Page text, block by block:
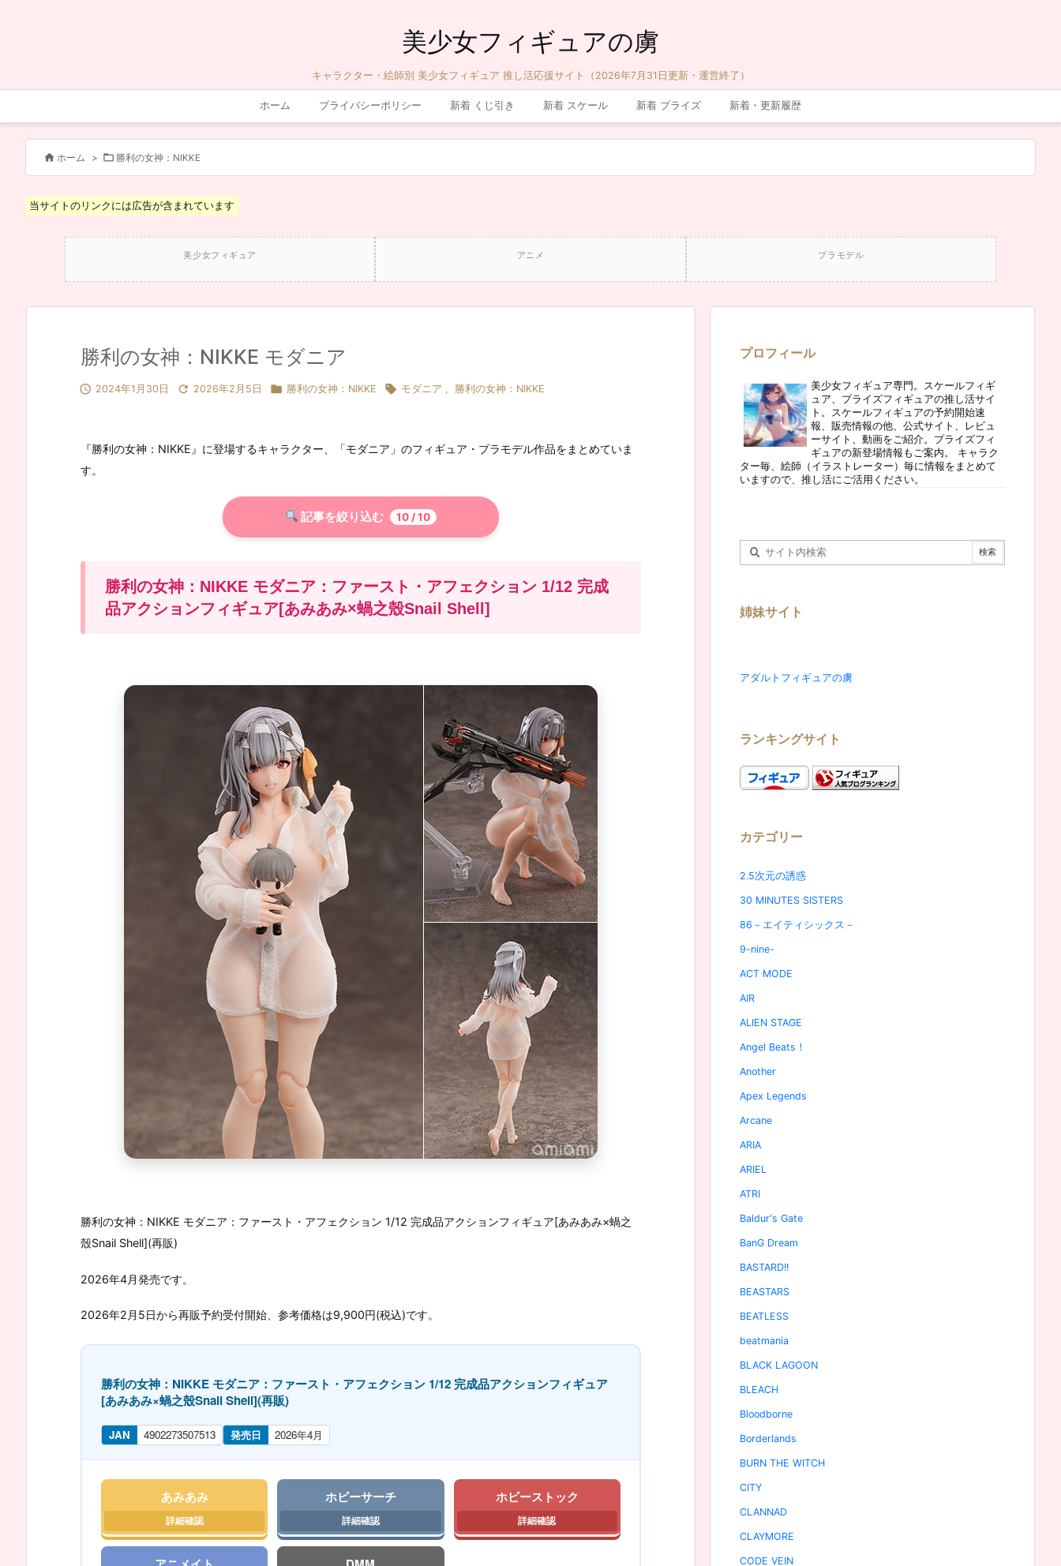
美少女フィギュアの虜
キャラクター・絵師別 美少女フィギュア 推し活応援サイト（2026年7月31日更新・運営終了）
ホーム プライバシーポリシー 新着 くじ引き 新着 スケール 新着 プライズ 新着・更新履歴
 ホーム >  勝利の女神：NIKKE
当サイトのリンクには広告が含まれています
美少女フィギュア アニメ プラモデル
勝利の女神：NIKKE モダニア
 2024年1月30日  2026年2月5日  勝利の女神：NIKKE  モダニア , 勝利の女神：NIKKE
『勝利の女神：NIKKE』に登場するキャラクター、「モダニア」のフィギュア・プラモデル作品をまとめていま
す。
記事を絞り込む 10 / 10
勝利の女神：NIKKE モダニア：ファースト・アフェクション 1/12 完成
品アクションフィギュア[あみあみ×蝸之殼Snail Shell]
勝利の女神：NIKKE モダニア：ファースト・アフェクション 1/12 完成品アクションフィギュア[あみあみ×蝸之
殼Snail Shell](再販)
2026年4月発売です。
2026年2月5日から再販予約受付開始、参考価格は9,900円(税込)です。
勝利の女神：NIKKE モダニア：ファースト・アフェクション 1/12 完成品アクションフィギュア
[あみあみ×蝸之殼Snail Shell](再販)
JAN 4902273507513 発売日 2026年4月
あみあみ ホビーサーチ ホビーストック
プロフィール
美少女フィギュア専門。スケールフィギ
ュア、プライズフィギュアの推し活サイ
ト。スケールフィギュアの予約開始速
報、販売情報の他、公式サイト、レビュ
ーサイト、動画をご紹介。プライズフィ
ギュアの新登場情報もご案内。 キャラク
ター毎、絵師（イラストレーター）毎に情報をまとめて
いますので、推し活にご活用ください。
姉妹サイト
アダルトフィギュアの虜
ランキングサイト
カテゴリー
2.5次元の誘惑
30 MINUTES SISTERS
86－エイティシックス－
9-nine-
ACT MODE
AIR
ALIEN STAGE
Angel Beats！
Another
Apex Legends
Arcane
ARIA
ARIEL
ATRI
Baldur's Gate
BanG Dream
BASTARD!!
BEASTARS
BEATLESS
beatmania
BLACK LAGOON
BLEACH
Bloodborne
Borderlands
BURN THE WITCH
CITY
CLANNAD
CLAYMORE
CODE VEIN